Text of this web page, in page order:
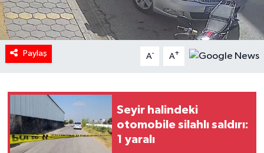
Paylaş A- A+
Seyir halindeki
otomobile silahlı saldırı:
1 yaralı